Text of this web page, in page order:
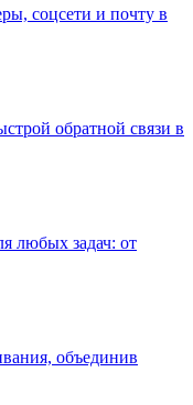
соцсети и почту в
обратной связи в
любых задач: от
объединив